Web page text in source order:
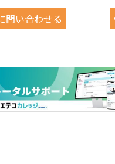
問い合わせる